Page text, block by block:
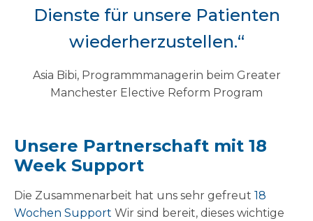
Dienste für unsere Patienten
wiederherzustellen.“
Asia Bibi, Programmmanagerin beim Greater
Manchester Elective Reform Program
Unsere Partnerschaft mit 18
Week Support
Die Zusammenarbeit hat uns sehr gefreut 18
Wochen Support Wir sind bereit, dieses wichtige